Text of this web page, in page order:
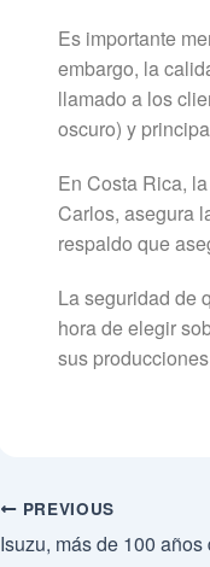
Es importante
embargo, la
llamado a los
oscuro) y
En Costa Rica,
Carlos, asegura
respaldo que
La seguridad de
hora de elegir
sus
PREVIOUS
Isuzu, más de 100